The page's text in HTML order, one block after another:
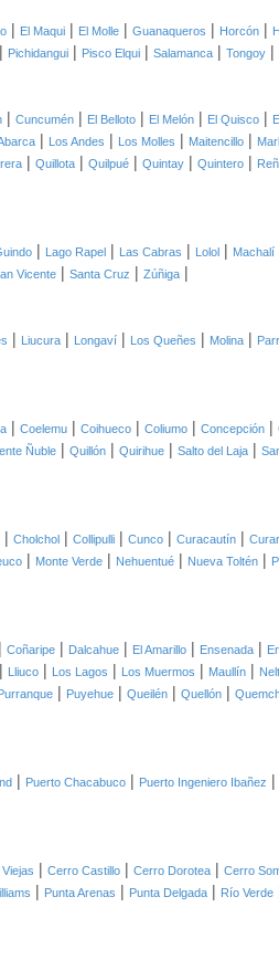
| El Maqui | El Molle | Guanaqueros | Horcón |
| Pichidangui | Pisco Elqui | Salamanca | Tongoy |
| Cuncumén | El Belloto | El Melón | El Quisco |
| Los Andes | Los Molles | Maitencillo |
| Quillota | Quilpué | Quintay | Quintero |
| Lago Rapel | Las Cabras | Lolol | Machalí
Vicente | Santa Cruz | Zúñiga |
| Liucura | Longaví | Los Queñes | Molina |
| Coelemu | Coihueco | Coliumo | Concepción |
Ñuble | Quillón | Quirihue | Salto del Laja |
| Cholchol | Collipulli | Cunco | Curacautín |
| Monte Verde | Nehuentué | Nueva Toltén |
| Coñaripe | Dalcahue | El Amarillo | Ensenada |
| Lliuco | Los Lagos | Los Muermos | Maullín |
| Puyehue | Queilén | Quellón |
| Puerto Chacabuco | Puerto Ingeniero Ibañez |
| Cerro Castillo | Cerro Dorotea | Cerro
| Punta Arenas | Punta Delgada | Río Verde